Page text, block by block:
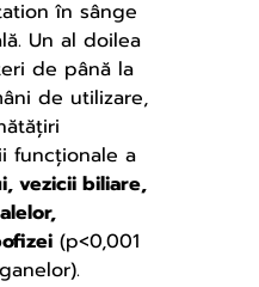
în sânge
Un al doilea
de până la
de utilizare,
funcționale a
vezicii biliare,
(p<0,001